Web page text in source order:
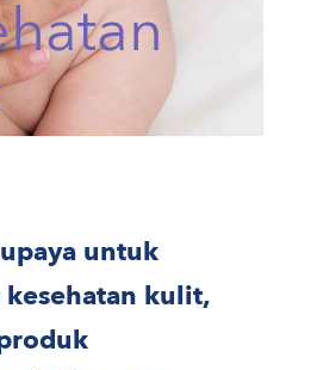
untuk
kesehatan kulit,